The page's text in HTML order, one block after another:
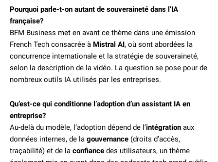
Pourquoi parle-t-on autant de souveraineté dans l’IA
française?
BFM Business met en avant ce thème dans une émission
French Tech consacrée à Mistral AI, où sont abordées la
concurrence internationale et la stratégie de souveraineté,
selon la description de la vidéo. La question se pose pour de
nombreux outils IA utilisés par les entreprises.
Qu’est-ce qui conditionne l’adoption d’un assistant IA en
entreprise?
Au-delà du modèle, l’adoption dépend de l’intégration aux
données internes, de la gouvernance (droits d’accès,
traçabilité) et de la confiance des utilisateurs, un thème